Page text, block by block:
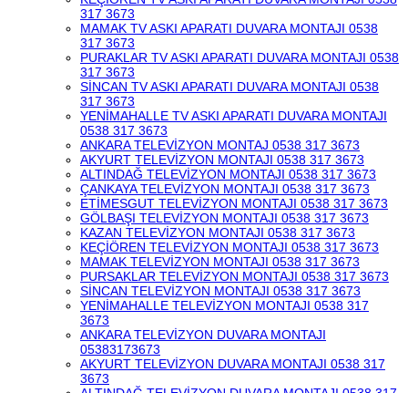
317 3673
MAMAK TV ASKI APARATI DUVARA MONTAJI 0538
317 3673
PURAKLAR TV ASKI APARATI DUVARA MONTAJI 0538
317 3673
SİNCAN TV ASKI APARATI DUVARA MONTAJI 0538
317 3673
YENİMAHALLE TV ASKI APARATI DUVARA MONTAJI
0538 317 3673
ANKARA TELEVİZYON MONTAJ 0538 317 3673
AKYURT TELEVİZYON MONTAJI 0538 317 3673
ALTINDAĞ TELEVİZYON MONTAJI 0538 317 3673
ÇANKAYA TELEVİZYON MONTAJI 0538 317 3673
ETİMESGUT TELEVİZYON MONTAJI 0538 317 3673
GÖLBAŞI TELEVİZYON MONTAJI 0538 317 3673
KAZAN TELEVİZYON MONTAJI 0538 317 3673
KEÇİÖREN TELEVİZYON MONTAJI 0538 317 3673
MAMAK TELEVİZYON MONTAJI 0538 317 3673
PURSAKLAR TELEVİZYON MONTAJI 0538 317 3673
SİNCAN TELEVİZYON MONTAJI 0538 317 3673
YENİMAHALLE TELEVİZYON MONTAJI 0538 317
3673
ANKARA TELEVİZYON DUVARA MONTAJI
05383173673
AKYURT TELEVİZYON DUVARA MONTAJI 0538 317
3673